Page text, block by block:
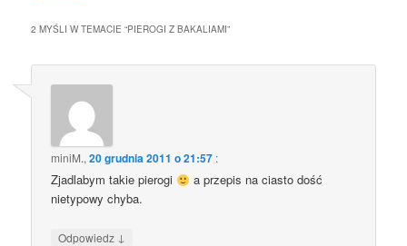
2 MYŚLI W TEMACIE “PIEROGI Z BAKALIAMI”
miniM.,20 grudnia 2011 o 21:57 :
Zjadlabym takie pierogi
a przepis na ciasto dość
nietypowy chyba.
Odpowiedz ↓